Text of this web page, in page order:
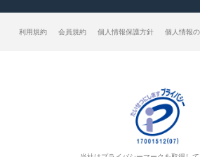
利用規約 会員規約 個人情報保護方針 個人情報